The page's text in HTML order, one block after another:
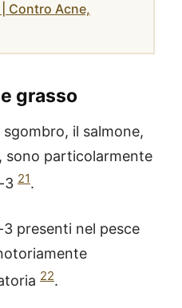
Contro Acne,
grasso
il salmone,
sono particolarmente
3 21.
presenti nel pesce
22.